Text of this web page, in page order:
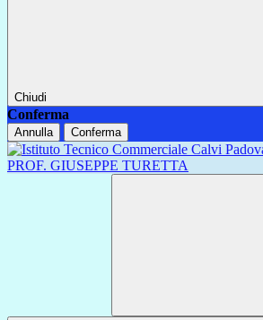
Chiudi
Conferma
Annulla Conferma